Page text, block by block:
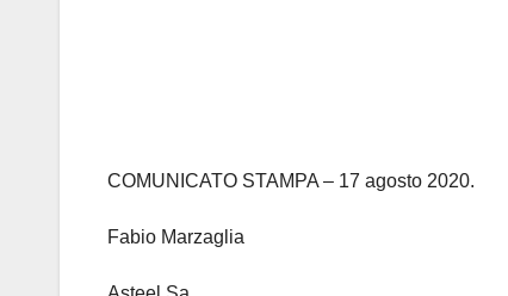
COMUNICATO STAMPA – 17 agosto 2020.
Fabio Marzaglia